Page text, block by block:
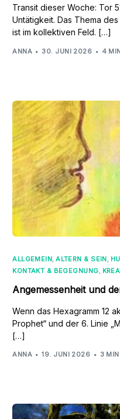
Transit dieser Woche: Tor
Untätigkeit. Das Thema
ist im kollektiven Feld. […]
ANNA 30. JUNI 2026 4
ALLGEMEIN,ALTERN & SEIN,
KONTAKT & BEGEGNUNG,
Angemessenheit und
Wenn das Hexagramm 12
Prophet“ und der 6. Linie
[…]
ANNA 19. JUNI 2026 3